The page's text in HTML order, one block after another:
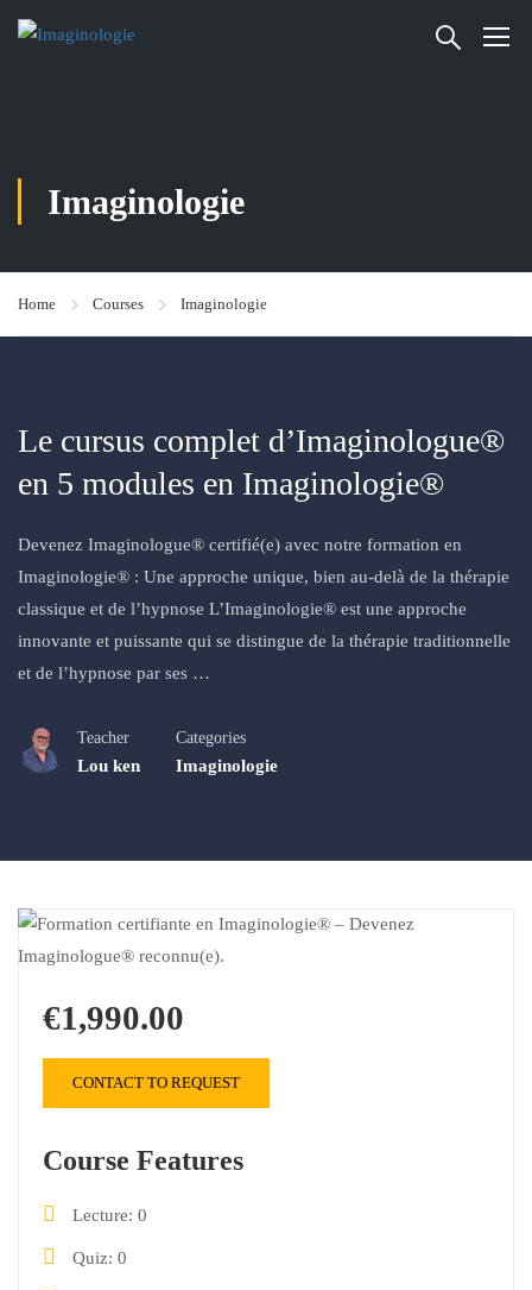
Imaginologie
Home Courses Imaginologie
Le cursus complet d’Imaginologue®
en 5 modules en Imaginologie®
Devenez Imaginologue® certifié(e) avec notre formation en
Imaginologie® : Une approche unique, bien au-delà de la thérapie
classique et de l’hypnose L’Imaginologie® est une approche
innovante et puissante qui se distingue de la thérapie traditionnelle
et de l’hypnose par ses …
Teacher
Lou ken
Categories
Imaginologie
€1,990.00
CONTACT TO REQUEST
Course Features
Lecture 0
Quiz 0